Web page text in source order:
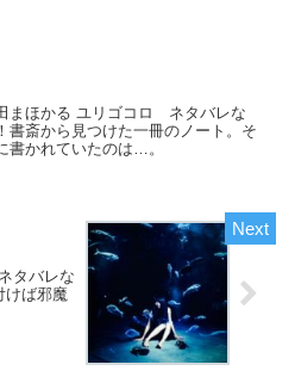
まほかる ユリゴコロ ネタバレな
書斎から見つけた一冊のノート。そ
書かれていたのは…。
タバレな
けば邪魔